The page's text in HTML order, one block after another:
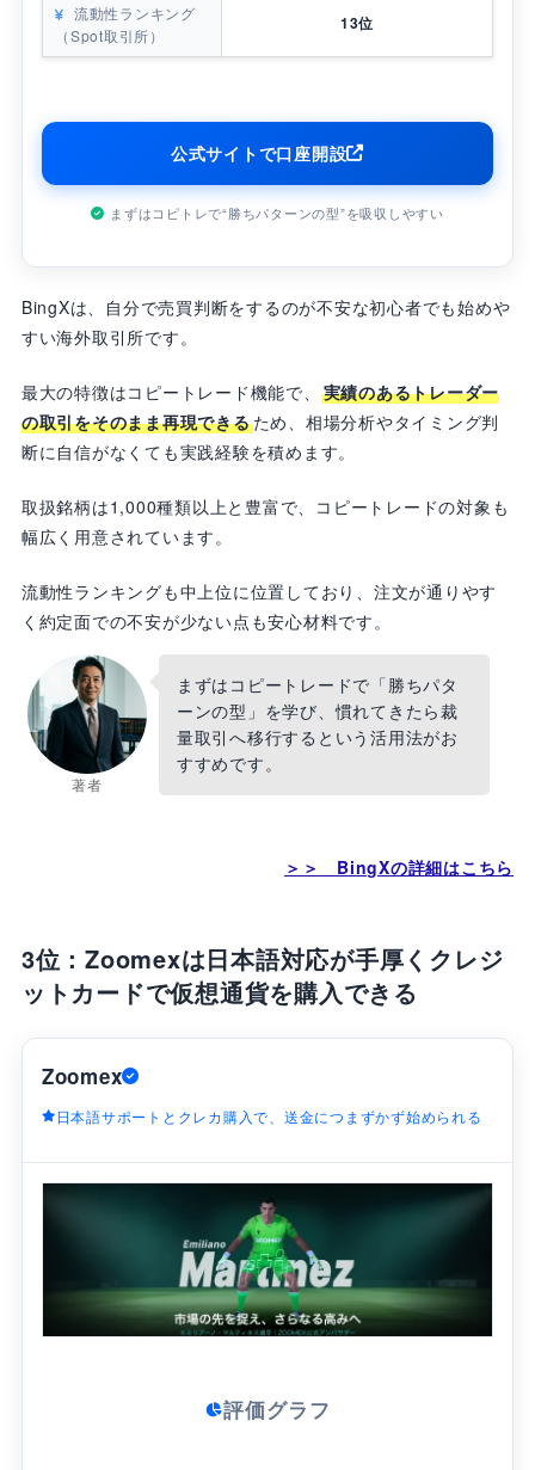
流動性ランキング
（Spot取引所）
13位
公式サイトで口座開設
まずはコピトレで“勝ちパターンの型”を吸収しやすい
BingXは、自分で売買判断をするのが不安な初心者でも始めや
すい海外取引所です。
最大の特徴はコピートレード機能で、 実績のあるトレーダー
の取引をそのまま再現できるため、相場分析やタイミング判
断に自信がなくても実践経験を積めます。
取扱銘柄は1,000種類以上と豊富で、コピートレードの対象も
幅広く用意されています。
流動性ランキングも中上位に位置しており、注文が通りやす
く約定面での不安が少ない点も安心材料です。
著者
まずはコピートレードで「勝ちパタ
ーンの型」を学び、慣れてきたら裁
量取引へ移行するという活用法がお
すすめです。
＞＞ BingXの詳細はこちら
3位：Zoomexは日本語対応が手厚くクレジ
ットカードで仮想通貨を購入できる
Zoomex
日本語サポートとクレカ購入で、送金につまずかず始められる
評価グラフ